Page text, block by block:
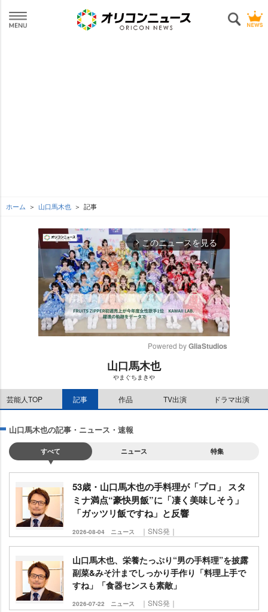
ホーム 山口馬木也 記事
arrow_forward_ios このニュースを見る
Powered by GliaStudios
山口馬木也
まぐちまき
芸能人TOP 記事 作品 TV出演 ドラマ出演
山口馬木也の記事・ニュース・速報
すべて ニュース 特集
53歳・山口馬木也の手料理が「プロ」 スタ
ミナ満点“豪快男飯”に「凄く美味しそう」
「ガッツリ飯ですね」と反響
2026-08-04 ニュース ｜SNS発｜
山口馬木也、栄養たっぷり“男の手料理”を披露
副菜&みそ汁までしっかり手作り「料理上手で
すね」「食器センスも素敵」
2026-07-22 ニュース ｜SNS発｜